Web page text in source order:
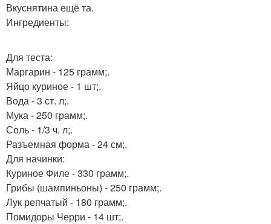
Вкуснятина ещё та.
Ингредиенты:
Для теста:
Маргарин - 125 грамм;.
Яйцо куриное - 1 шт;.
Вода - 3 ст. л;.
Мука - 250 грамм;.
Соль - 1/3 ч. л;.
Разъемная форма - 24 см;.
Для начинки:
Куриное Филе - 330 грамм;.
Грибы (шампиньоны) - 250 грамм;.
Лук репчатый - 180 грамм;.
Помидоры Черри - 14 шт;.